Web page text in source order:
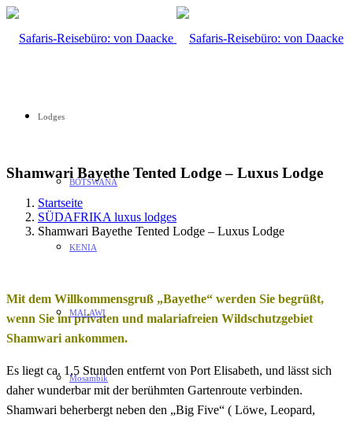
Lodges
BOTSWANA
KENIA
MALAWI
Mosambik
Shamwari Bayethe Tented Lodge – Luxus Lodge
Startseite
SÜDAFRIKA luxus lodges
Shamwari Bayethe Tented Lodge – Luxus Lodge
Mit dem Willkommensgruß „Bayethe“ werden Sie begrüßt,
wenn Sie im privaten und malariafreien Wildschutzgebiet
Shamwari ankommen.
Es liegt ca. 1,5 Stunden entfernt von Port Elisabeth, und lässt sich
daher wunderbar mit der berühmten Gartenroute verbinden.
Shamwari beherbergt neben den „Big Five“ ( Löwe, Leopard,